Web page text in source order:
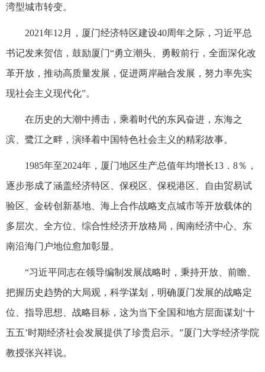
湾型城市转变。
2021年12月，厦门经济特区建设40周年之际，习近平总
书记发来贺信，鼓励厦门“勇立潮头、勇毅前行，全面深化改
革开放，推动高质量发展，促进两岸融合发展，努力率先实
现社会主义现代化”。
在历史的大潮中搏击，乘着时代的东风奋进，东海之
滨、鹭江之畔，演绎着中国特色社会主义的精彩故事。
1985年至2024年，厦门地区生产总值年均增长13．8％，
逐步形成了涵盖经济特区、保税区、保税港区、自由贸易试
验区、金砖创新基地、海上合作战略支点城市等开放载体的
多层次、全方位、综合性经济开放格局，闽南经济中心、东
南沿海门户地位愈加彰显。
“习近平同志在领导编制发展战略时，秉持开放、前瞻、
把握历史趋势的大局观，科学谋划，明确厦门发展的战略定
位、指导思想、战略目标，这为当下全国和地方层面谋划‘十
五五’时期经济社会发展提供了珍贵启示。”厦门大学经济学院
教授张兴祥说。